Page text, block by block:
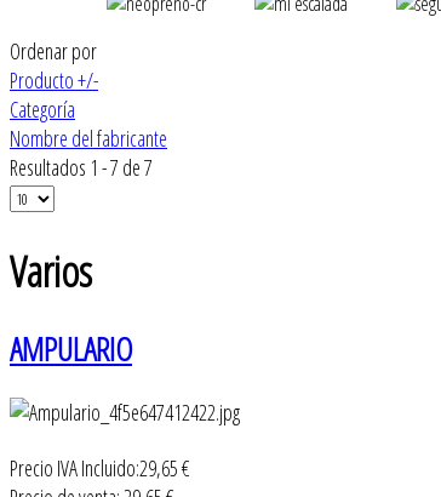
Ordenar por
Producto +/-
Categoría
Nombre del fabricante
Resultados 1 - 7 de 7
Varios
AMPULARIO
Precio IVA Incluido:29,65 €